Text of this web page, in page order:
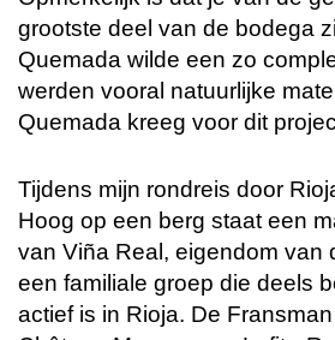
grootste deel van de bodega
Quemada wilde een zo
werden vooral natuurlijke
Quemada kreeg voor dit
Tijdens mijn rondreis door
Hoog op een berg staat een
van Viña Real, eigendom van
een familiale groep die deels
actief is in Rioja. De